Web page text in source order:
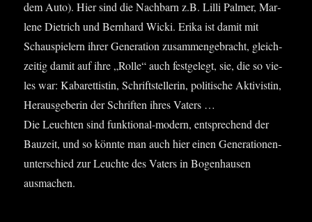
dem Auto). Hier sind die Nach­barn z.B. Lil­li Pal­mer, Mar­
le­ne Diet­rich und Bern­hard Wicki. Eri­ka ist damit mit
Schau­spie­lern ihrer Gene­ra­ti­on zusam­men­ge­bracht, gleich­
zei­tig damit auf ihre „Rol­le“ auch fest­ge­legt, sie, die so vie­
les war: Kaba­ret­tis­tin, Schrift­stel­le­rin, poli­ti­sche Akti­vis­tin,
Her­aus­ge­be­rin der Schrif­ten ihres Vaters …
Die Leuch­ten sind funk­tio­nal-modern, ent­spre­chend der
Bau­zeit, und so könn­te man auch hier einen Gene­ra­tio­nen­
un­ter­schied zur Leuch­te des Vaters in Bogen­hau­sen
ausmachen.